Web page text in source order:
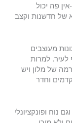
פה יכול
של חדשנות וקצב
מעוצבים
לעיר. למרות
של מלון ויש
וחדר
נוח ופונקציונלי